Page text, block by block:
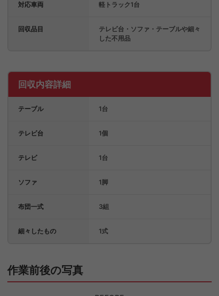
対応車両 軽トラック1台
回収品目
テレビ台・ソファ・テーブルや細々
した不用品
回収内容詳細
テーブル 1台
テレビ台 1個
テレビ 1台
ソファ 1脚
布団一式 3組
細々したもの 1式
作業前後の写真